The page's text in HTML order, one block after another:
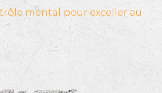
mental pour exceller au